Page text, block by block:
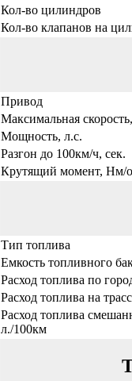
Кол-во цилиндров
Кол-во клапанов на
Привод
Максимальная
Мощность, л.с.
Разгон до 100км/ч, сек.
Крутящий момент, Нм/
Тип топлива
Емкость топливного
Расход топлива по
Расход топлива на
Расход топлива
л./100км